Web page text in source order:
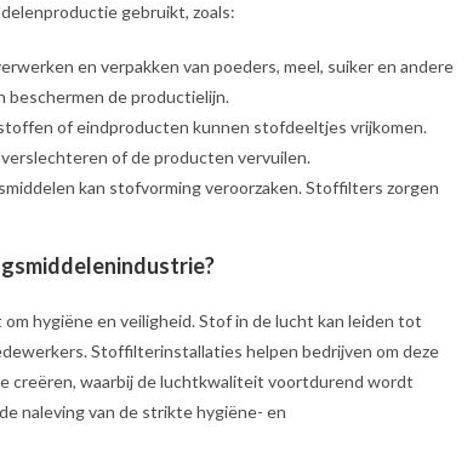
gebruikt, zoals:
en verpakken van poeders, meel, suiker en andere
beschermen de productielijn.
of eindproducten kunnen stofdeeltjes vrijkomen.
of de producten vervuilen.
kan stofvorming veroorzaken. Stoffilters zorgen
hygiëne en veiligheid. Stof in de lucht kan leiden tot
Stoffilterinstallaties helpen bedrijven om deze
creëren, waarbij de luchtkwaliteit voortdurend wordt
naleving van de strikte hygiëne- en